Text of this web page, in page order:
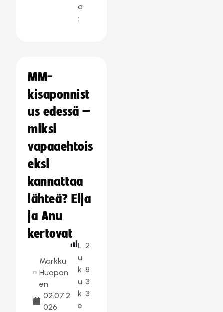
a
:
MM-
kisaponnist
us edessä –
miksi
vapaaehtois
eksi
kannattaa
lähteä? Eija
ja Anu
kertovat
Markku
Huopon
en
02.07.2
026
L
u
k
u
k
e
2
8
3
3